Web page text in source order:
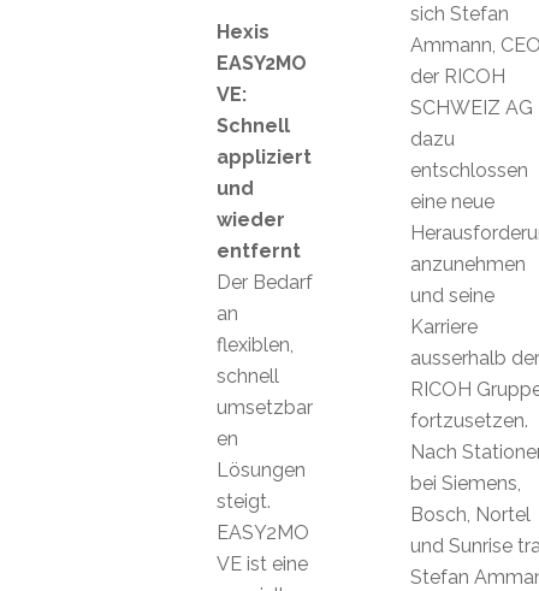
sich Stefan
Ammann,
der RICOH
SCHWEIZ AG
dazu
entschlossen
eine neue
anzunehmen
und seine
Karriere
ausserhalb der
RICOH
fortzusetzen.
Nach
bei Siemens,
Bosch, Nortel
und Sunrise
Stefan
Hexis
EASY2MO
VE:
Schnell
appliziert
und
wieder
entfernt
Der Bedarf
an
flexiblen,
schnell
umsetzbar
en
Lösungen
steigt.
EASY2MO
VE ist eine